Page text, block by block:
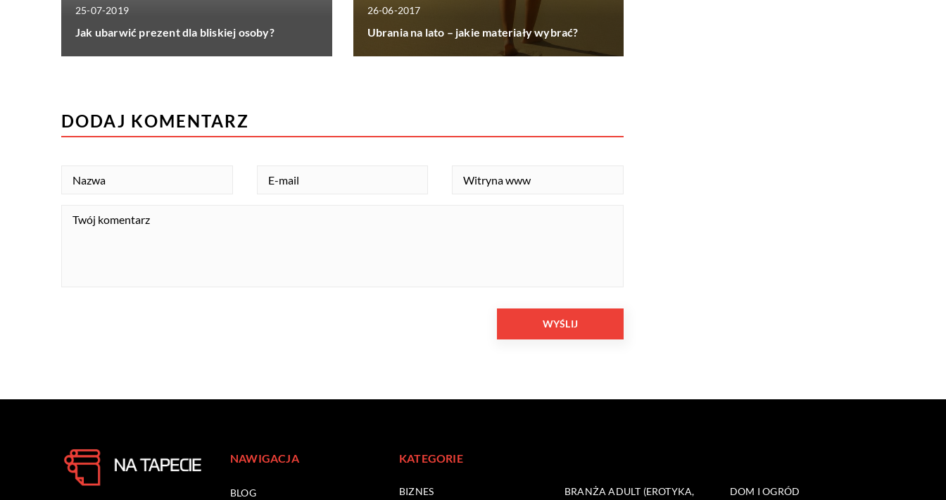
25-07-2019
Jak ubarwić prezent dla bliskiej osoby?
26-06-2017
Ubrania na lato – jakie materiały wybrać?
DODAJ KOMENTARZ
NAWIGACJA
BLOG
KATEGORIE
BIZNES
BRANŻA ADULT (EROTYKA,
DOM I OGRÓD